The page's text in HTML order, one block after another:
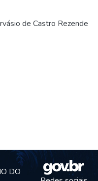
de Castro Rezende
DO